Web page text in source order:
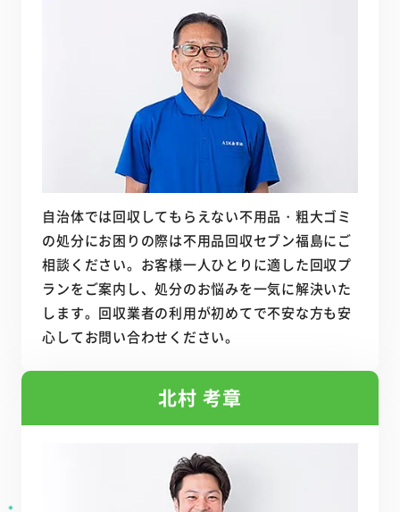
自治体では回収してもらえない不用品・粗大ゴミ
の処分にお困りの際は不用品回収セブン福島にご
相談ください。お客様一人ひとりに適した回収プ
ランをご案内し、処分のお悩みを一気に解決いた
します。回収業者の利用が初めてで不安な方も安
心してお問い合わせください。
北村 考章